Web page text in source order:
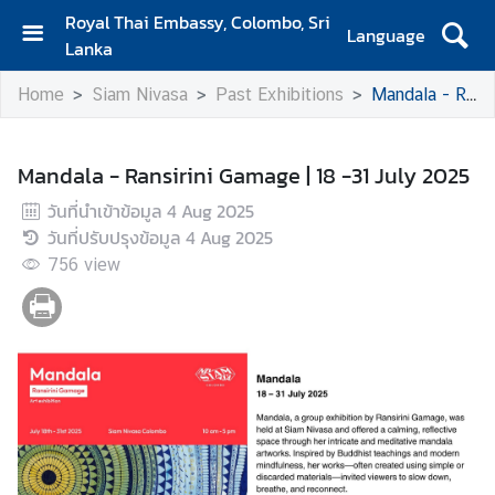
Royal Thai Embassy, Colombo, Sri
Lanka
Language
H
o
A
b
o
u
t
S
i
a
m
N
Home Siam Nivasa Past Exhibitions Mandala - Ransirini Gamage | 18 -31 July 2025
Mandala - Ransirini Gamage | 18 -31 July 2025
วันที่นำเข้าข้อมูล 4 Aug 2025
วันที่ปรับปรุงข้อมูล 4 Aug 2025
756 view